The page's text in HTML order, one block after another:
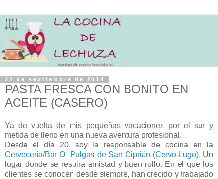
22 de septiembre de 2014
PASTA FRESCA CON BONITO EN
ACEITE (CASERO)
Ya de vuelta de mis pequeñas vacaciones por el sur y
metida de lleno en una nueva aventura profesional.
Desde el día 20, soy la responsable de cocina en la
Cervecería/Bar O Pulgas de San Ciprián (Cervo-Lugo). Un
lugar donde se respira amistad y buen rollo. En el que los
clientes se conocen desde siempre, han crecido y trabajado